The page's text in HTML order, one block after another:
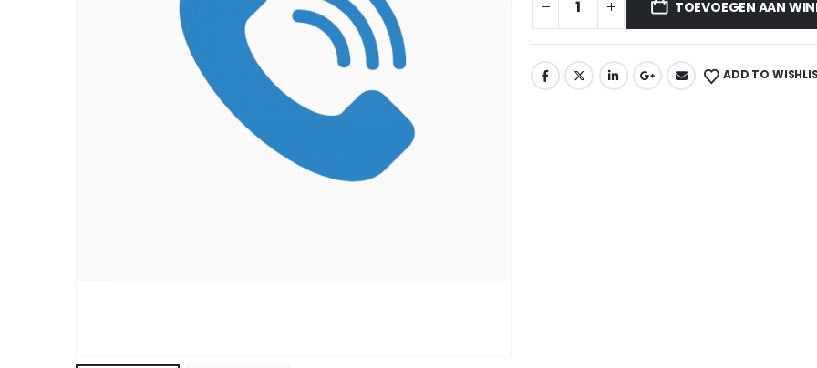
TOEVOEGEN AAN
ADD TO